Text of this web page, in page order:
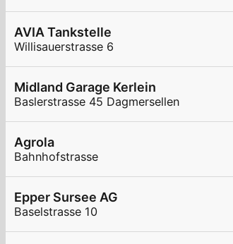
AVIA Tankstelle
Willisauerstrasse 6
Midland Garage Kerlein
Baslerstrasse 45 Dagmersellen
Agrola
Bahnhofstrasse
Epper Sursee AG
Baselstrasse 10